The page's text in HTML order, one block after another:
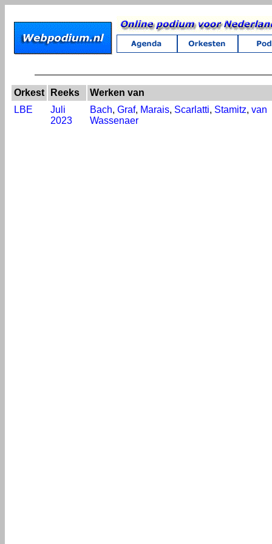
Orkest Reeks
Werken van
LBE
Juli
2023
Bach, Graf, Marais, Scarlatti, Stamitz, van
Wassenaer